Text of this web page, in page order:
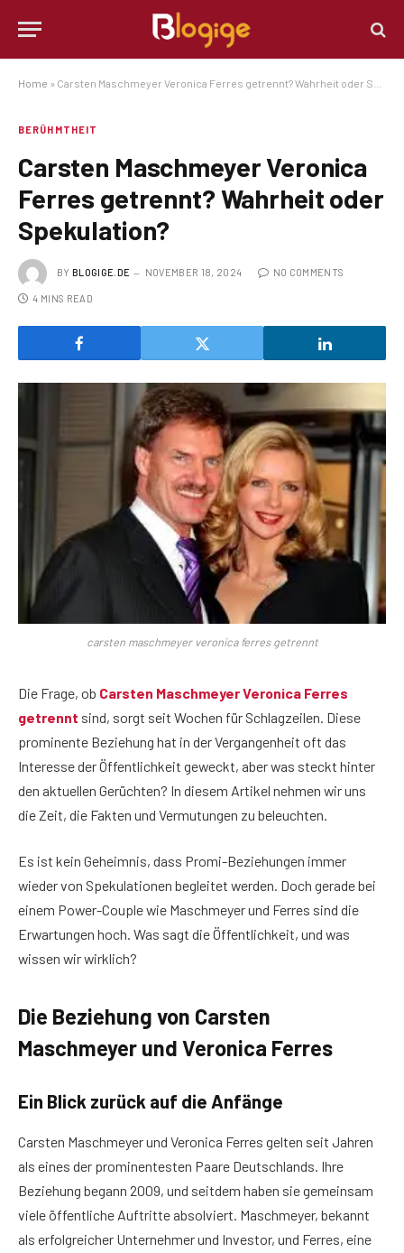
Home » Carsten Maschmeyer Veronica Ferres getrennt? Wahrheit oder Spekulation?
BERÜHMTHEIT
Carsten Maschmeyer Veronica
Ferres getrennt? Wahrheit oder
Spekulation?
BY BLOGIGE.DE NOVEMBER 18, 2024 NO COMMENTS
4 MINS READ
carsten maschmeyer veronica ferres getrennt
Die Frage, ob Carsten Maschmeyer Veronica Ferres
getrennt sind, sorgt seit Wochen für Schlagzeilen. Diese
prominente Beziehung hat in der Vergangenheit oft das
Interesse der Öffentlichkeit geweckt, aber was steckt hinter
den aktuellen Gerüchten? In diesem Artikel nehmen wir uns
die Zeit, die Fakten und Vermutungen zu beleuchten.
Es ist kein Geheimnis, dass Promi-Beziehungen immer
wieder von Spekulationen begleitet werden. Doch gerade bei
einem Power-Couple wie Maschmeyer und Ferres sind die
Erwartungen hoch. Was sagt die Öffentlichkeit, und was
wissen wir wirklich?
Die Beziehung von Carsten
Maschmeyer und Veronica Ferres
Ein Blick zurück auf die Anfänge
Carsten Maschmeyer und Veronica Ferres gelten seit Jahren
als eines der prominentesten Paare Deutschlands. Ihre
Beziehung begann 2009, und seitdem haben sie gemeinsam
viele öffentliche Auftritte absolviert. Maschmeyer, bekannt
als erfolgreicher Unternehmer und Investor, und Ferres, eine